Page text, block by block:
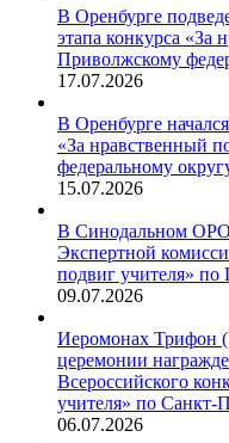
В Оренбурге
этапа конкурса «За
Приволжскому
17.07.2026
В Оренбурге
«За нравственный
федеральному
15.07.2026
В Синодальном
Экспертной
подвиг учителя» по
09.07.2026
Иеромонах Трифон
церемонии
Всероссийского
учителя» по Санкт-
06.07.2026